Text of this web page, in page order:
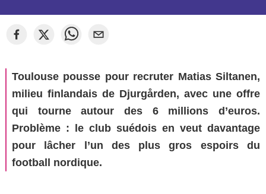
Toulouse pousse pour recruter Matias Siltanen,
milieu finlandais de Djurgården, avec une offre
qui tourne autour des 6 millions d’euros.
Problème : le club suédois en veut davantage
pour lâcher l’un des plus gros espoirs du
football nordique.